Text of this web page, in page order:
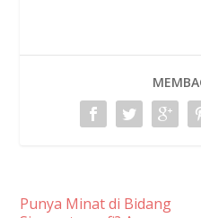
Punya Minat di Bidang